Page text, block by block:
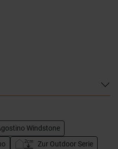
Windstone
Zur Outdoor Serie